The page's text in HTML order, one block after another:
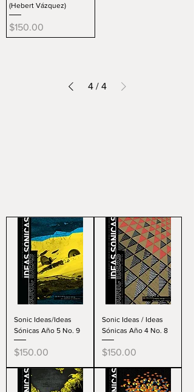
(Hebert Vázquez)
Precio
$150.00
4 / 4
Sonic Ideas/Ideas
Sónicas Año 5 No. 9
Precio
$150.00
Sonic Ideas / Ideas
Sónicas Año 4 No. 8
Precio
$150.00